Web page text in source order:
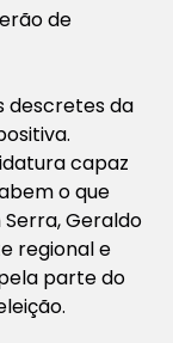
de
descretes da
capaz
o que
Geraldo
regional e
parte do